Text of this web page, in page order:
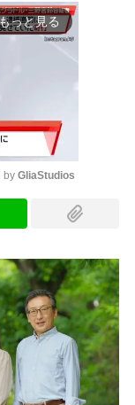
もっと見る
by GliaStudios